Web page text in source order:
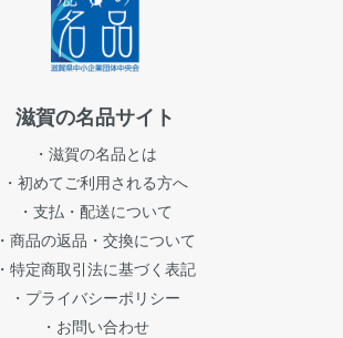
滋賀の名品サイト
・滋賀の名品とは
・初めてご利用される方へ
・支払・配送について
・商品の返品・交換について
・特定商取引法に基づく表記
・プライバシーポリシー
・お問い合わせ